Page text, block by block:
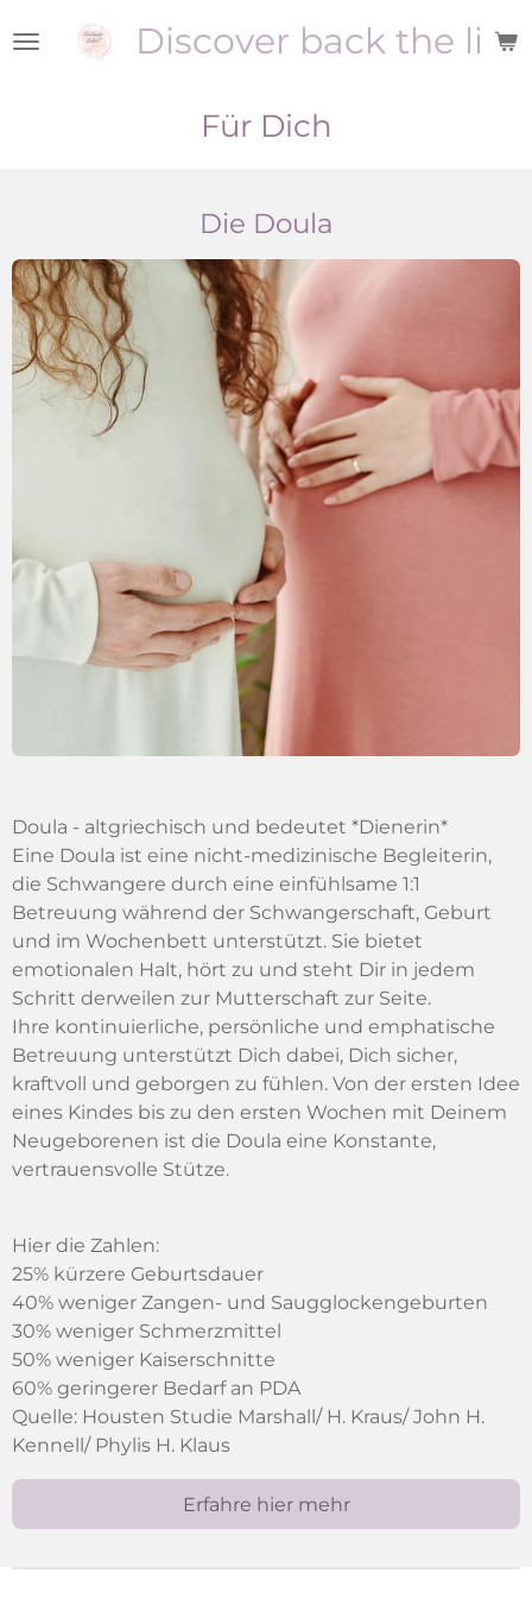
Hauptinhalt
Discover back the
Für Dich
Die Doula
Doula - altgriechisch und bedeutet *Dienerin*
Eine Doula ist eine nicht-medizinische Begleiterin,
die Schwangere durch eine einfühlsame 1:1
Betreuung während der Schwangerschaft, Geburt
und im Wochenbett unterstützt. Sie bietet
emotionalen Halt, hört zu und steht Dir in jedem
Schritt derweilen zur Mutterschaft zur Seite.
Ihre kontinuierliche, persönliche und emphatische
Betreuung unterstützt Dich dabei, Dich sicher,
kraftvoll und geborgen zu fühlen. Von der ersten Idee
eines Kindes bis zu den ersten Wochen mit Deinem
Neugeborenen ist die Doula eine Konstante,
vertrauensvolle Stütze.
Hier die Zahlen:
25% kürzere Geburtsdauer
40% weniger Zangen- und Saugglockengeburten
30% weniger Schmerzmittel
50% weniger Kaiserschnitte
60% geringerer Bedarf an PDA
Quelle: Housten Studie Marshall/ H. Kraus/ John H.
Kennell/ Phylis H. Klaus
Erfahre hier mehr